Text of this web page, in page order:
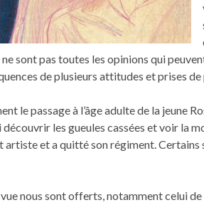
sont pas toutes les opinions qui
de plusieurs attitudes et prises
le passage à l’âge adulte de la jeune
découvrir les gueules cassées et voir la
artiste et a quitté son régiment.
nous sont offerts, notamment celui